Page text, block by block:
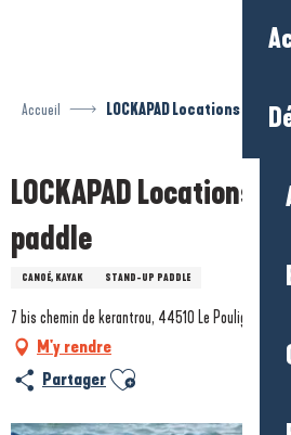
Accueil LOCKAPAD Locations de
LOCKAPAD Locations
paddle
CANOÉ, KAYAK STAND-UP PADDLE
7 bis chemin de kerantrou, 44510 Le Pouliguen
M'y rendre
Partager Ajouter aux favoris